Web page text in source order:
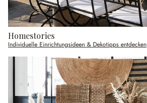
Homestories
Individuelle Einrichtungsideen & Dekotipps entdecken